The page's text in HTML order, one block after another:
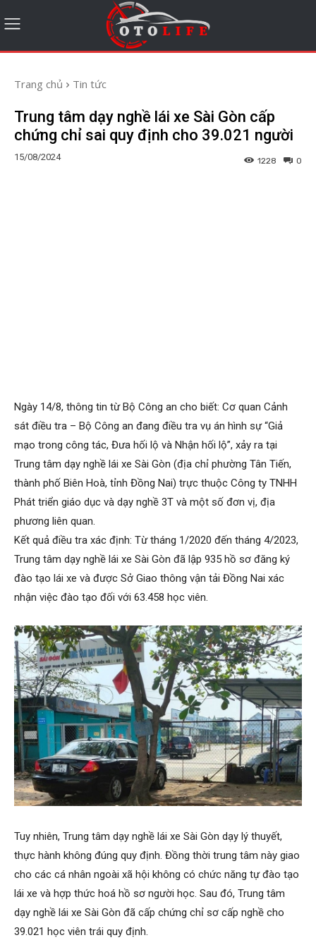
Trang chủ Tin tức
Trung tâm dạy nghề lái xe Sài Gòn cấp
chứng chỉ sai quy định cho 39.021 người
15/08/2024 0
1228
Ngày 14/8, thông tin từ Bộ Công an cho biết: Cơ quan Cảnh
sát điều tra – Bộ Công an đang điều tra vụ án hình sự “Giả
mạo trong công tác, Đưa hối lộ và Nhận hối lộ”, xảy ra tại
Trung tâm dạy nghề lái xe Sài Gòn (địa chỉ phường Tân Tiến,
thành phố Biên Hoà, tỉnh Đồng Nai) trực thuộc Công ty TNHH
Phát triển giáo dục và dạy nghề 3T và một số đơn vị, địa
phương liên quan.
Kết quả điều tra xác định: Từ tháng 1/2020 đến tháng 4/2023,
Trung tâm dạy nghề lái xe Sài Gòn đã lập 935 hồ sơ đăng ký
đào tạo lái xe và được Sở Giao thông vận tải Đồng Nai xác
nhận việc đào tạo đối với 63.458 học viên.
Tuy nhiên, Trung tâm dạy nghề lái xe Sài Gòn dạy lý thuyết,
thực hành không đúng quy định. Đồng thời trung tâm này giao
cho các cá nhân ngoài xã hội không có chức năng tự đào tạo
lái xe và hợp thức hoá hồ sơ người học. Sau đó, Trung tâm
dạy nghề lái xe Sài Gòn đã cấp chứng chỉ sơ cấp nghề cho
39.021 học viên trái quy định.